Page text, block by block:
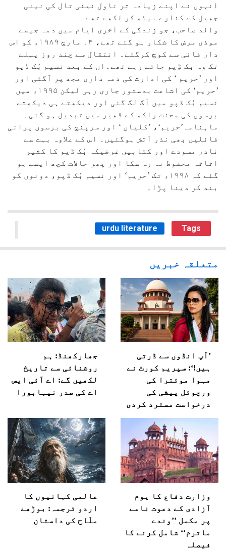
انہوں نے اپنے زیادہ تر ناول نینی تال کی نینی
جھیل کے کنارے بیٹھ کر لکھے تھے۔
والد صاحب، جو زندگی کے آخری ایام میں دمہ جیسے
موذی مرض کا شکار ہو گئے تھے، ۴؍ مارچ ۱۹۸۹ء کو اس
دار فانی سے کوچ کرگئے۔ انتقال سے چند روز پہلے
تک وہ بک ڈِپو جاتے رہے تھے۔ان کے بعد نسیم بُک ڈپو
اور ’حریم ‘ کی ادارت کی ذمہ داری مجھ پر آگئی اور
’حریم‘ کی اشاعت بدستور جاری رہی لیکن ۱۹۹۵ء میں
نسیم بُک ڈپو میں آگ لگ گئی اور دیکھتے ہی دیکھتے
برسوں کی محنت راکھ کے ڈھیر میں تبدیل ہو گئی۔
ماہنامہ’حریم‘، ’کلیاں ‘ اور سرپنچ کی برسوں پرانی
فائلیں بھی نذر آتش ہوگئیں۔ اس کے علاوہ بہت سے
نادر مسودے اور کتابیں غرضیکہ بُک ڈپو کا کثیر
اثاثہ محفوظ نہ رہ سکا اور پھر حالات کچھ ایسے ہو
گئے کہ ۱۹۹۸ء تک ’حریم‘ اور نسیم بُک ڈپو، دونوں کو
بند کر دینا پڑا۔
urdu literature Tags
متعلقہ خبریں
’آپ انڈوں سے ڈرتی
ہیں!‘: سپریم کورٹ نے
مہوا موئترا کی
ورچوئل پیشی کی
درخواست مسترد کردی
جھارکھنڈ: ہم
روشنائی سے تاریخ
لکھیں گے: اے آئی ایس
اے کی صدر نیہابورا
وزارت دفاع کا یوم
آزادی کے دعوت نامے
پر مکمل ’’وندے
ماترم‘‘ شامل کرنے کا
فیصلہ
عالمی کہانیوں کا
اردو ترجمہ: بوڑھے
ملّاح کی داستان